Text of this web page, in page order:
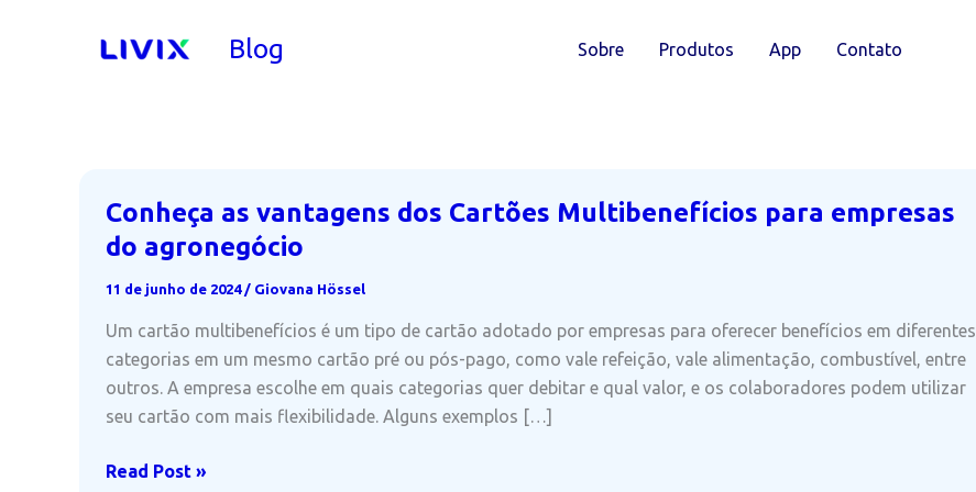
Blog Sobre Produtos App Contato
Conheça as vantagens dos Cartões Multibenefícios para empresas
do agronegócio
11 de junho de 2024 / Giovana Hössel
Um cartão multibenefícios é um tipo de cartão adotado por empresas para oferecer benefícios em diferentes
categorias em um mesmo cartão pré ou pós-pago, como vale refeição, vale alimentação, combustível, entre
outros. A empresa escolhe em quais categorias quer debitar e qual valor, e os colaboradores podem utilizar
seu cartão com mais flexibilidade. Alguns exemplos […]
Conheça
Read Post »